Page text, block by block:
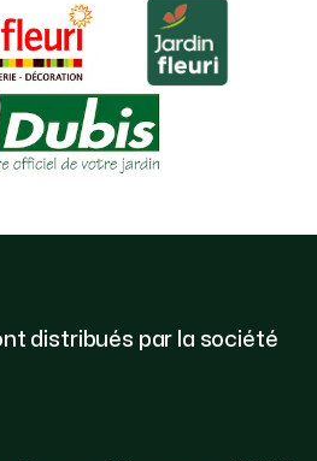
distribués par la société